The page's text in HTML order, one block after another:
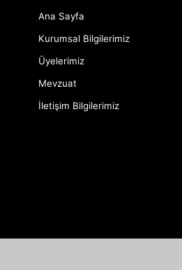
Ana Sayfa
Kurumsal Bilgilerimiz
Üyelerimiz
Mevzuat
İletişim Bilgilerimiz